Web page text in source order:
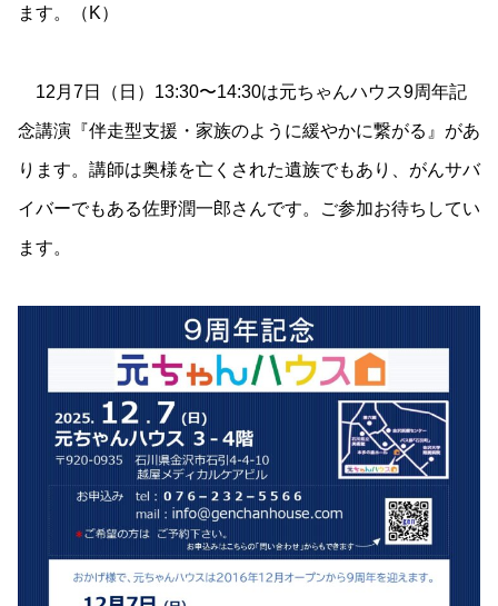
ます。（K）
12月7日（日）13:30〜14:30は元ちゃんハウス9周年記
念講演『伴走型支援・家族のように緩やかに繋がる』があ
ります。講師は奥様を亡くされた遺族でもあり、がんサバ
イバーでもある佐野潤一郎さんです。ご参加お待ちしてい
ます。